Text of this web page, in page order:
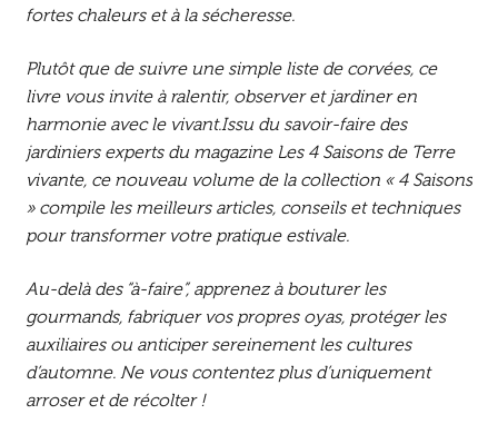
fortes chaleurs et à la sécheresse.
Plutôt que de suivre une simple liste de corvées, ce
livre vous invite à ralentir, observer et jardiner en
harmonie avec le vivant.Issu du savoir-faire des
jardiniers experts du magazine Les 4 Saisons de Terre
vivante, ce nouveau volume de la collection « 4 Saisons
» compile les meilleurs articles, conseils et techniques
pour transformer votre pratique estivale.
Au-delà des “à-faire”, apprenez à bouturer les
gourmands, fabriquer vos propres oyas, protéger les
auxiliaires ou anticiper sereinement les cultures
d’automne. Ne vous contentez plus d’uniquement
arroser et de récolter !